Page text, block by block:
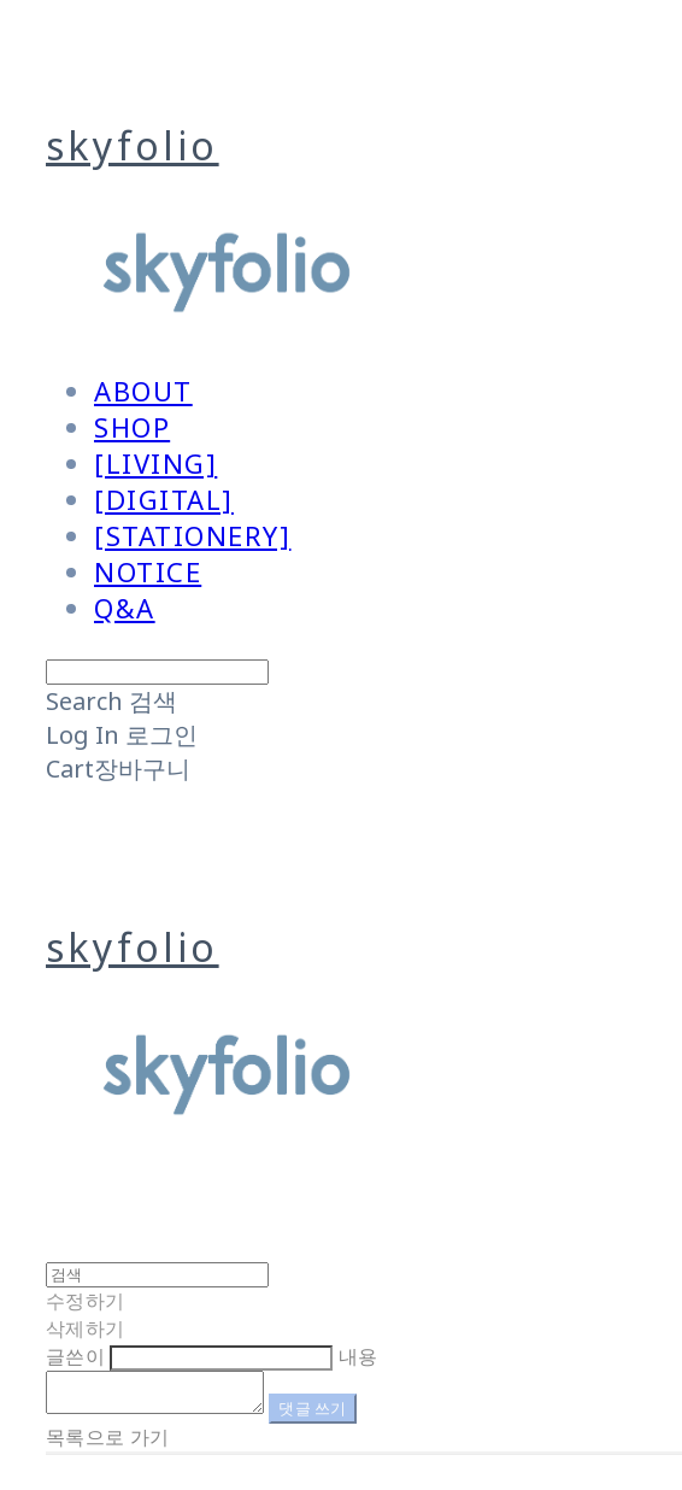
skyfolio
ABOUT
SHOP
[LIVING]
[DIGITAL]
[STATIONERY]
NOTICE
Q&A
Search 검색
Log In 로그인
Cart장바구니
skyfolio
수정하기
삭제하기
글쓴이
내용
댓글 쓰기
목록으로 가기